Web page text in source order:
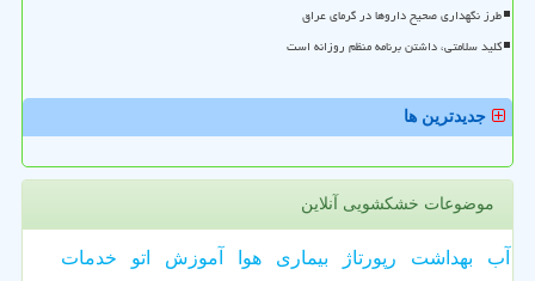
طرز نگهداری صحیح داروها در گرمای عراق
کلید سلامتی، داشتن برنامه منظم روزانه است
جدیدترین ها
موضوعات خشکشویی آنلاین
آب بهداشت رپورتاژ بیماری هوا آموزش اتو خدمات